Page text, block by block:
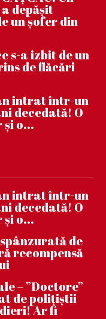
depășit
un șofer din
s-a izbit de un
de flăcări
intrat într-un
decedată! O
o...
intrat într-un
decedată! O
o...
de
recompensă
– ”Doctore”
de polițiștii
Ar fi